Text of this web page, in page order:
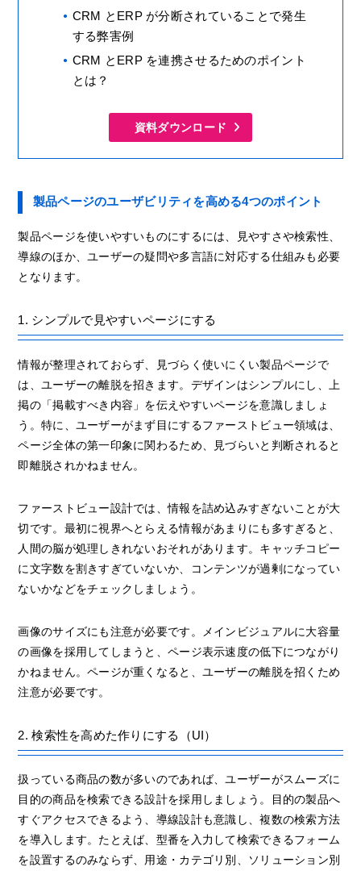
CRM とERP が分断されていることで発生
する弊害例
CRM とERP を連携させるためのポイント
とは？
資料ダウンロード
製品ページのユーザビリティを高める4つのポイント
製品ページを使いやすいものにするには、見やすさや検索性、
導線のほか、ユーザーの疑問や多言語に対応する仕組みも必要
となります。
1. シンプルで見やすいページにする
情報が整理されておらず、見づらく使いにくい製品ページで
は、ユーザーの離脱を招きます。デザインはシンプルにし、上
掲の「掲載すべき内容」を伝えやすいページを意識しましょ
う。特に、ユーザーがまず目にするファーストビュー領域は、
ページ全体の第一印象に関わるため、見づらいと判断されると
即離脱されかねません。
ファーストビュー設計では、情報を詰め込みすぎないことが大
切です。最初に視界へとらえる情報があまりにも多すぎると、
人間の脳が処理しきれないおそれがあります。キャッチコピー
に文字数を割きすぎていないか、コンテンツが過剰になってい
ないかなどをチェックしましょう。
画像のサイズにも注意が必要です。メインビジュアルに大容量
の画像を採用してしまうと、ページ表示速度の低下につながり
かねません。ページが重くなると、ユーザーの離脱を招くため
注意が必要です。
2. 検索性を高めた作りにする（UI）
扱っている商品の数が多いのであれば、ユーザーがスムーズに
目的の商品を検索できる設計を採用しましょう。目的の製品へ
すぐアクセスできるよう、導線設計も意識し、複数の検索方法
を導入します。たとえば、型番を入力して検索できるフォーム
を設置するのみならず、用途・カテゴリ別、ソリューション別